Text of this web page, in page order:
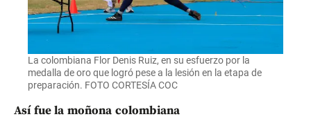
La colombiana Flor Denis Ruiz, en su esfuerzo por la
medalla de oro que logró pese a la lesión en la etapa de
preparación. FOTO CORTESÍA COC
Así fue la moñona colombiana